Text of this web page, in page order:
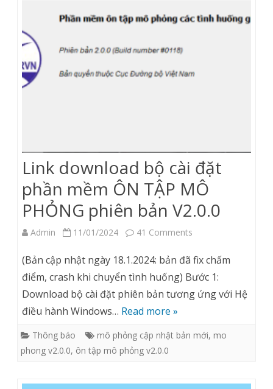
HẠCH
TTSH
GPLX)
Link download bộ cài đặt
phần mềm ÔN TẬP MÔ
PHỎNG phiên bản V2.0.0
Admin 11/01/2024 41 Comments
Link
download
bộ
đặt
mềm
(Bản cập nhật ngày 18.1.2024: bản đã fix chấm
điểm, crash khi chuyển tình huống) Bước 1:
Download bộ cài đặt phiên bản tương ứng với Hệ
điều hành Windows… Read more »
Thông báo mô phỏng cập nhật bản mới, mo
phong v2.0.0, ôn tập mô phỏng v2.0.0